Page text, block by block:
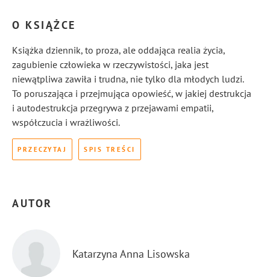
O KSIĄŻCE
Książka dziennik, to proza, ale oddająca realia życia,
zagubienie człowieka w rzeczywistości, jaka jest
niewątpliwa zawiła i trudna, nie tylko dla młodych ludzi.
To poruszająca i przejmująca opowieść, w jakiej destrukcja
i autodestrukcja przegrywa z przejawami empatii,
współczucia i wrażliwości.
PRZECZYTAJ SPIS TREŚCI
AUTOR
Katarzyna Anna Lisowska